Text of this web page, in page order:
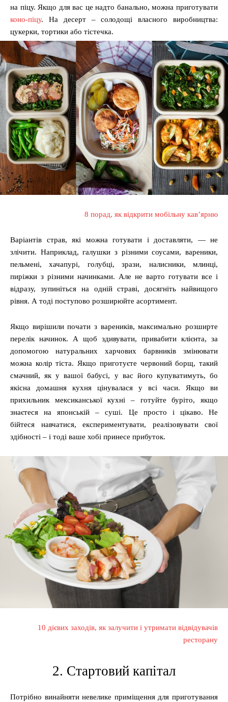
на піцу. Якщо для вас це надто банально, можна приготувати
коно-піцу. На десерт – солодощі власного виробництва:
цукерки, тортики або тістечка.
8 порад, як відкрити мобільну кав’ярню
Варіантів страв, які можна готувати і доставляти, — не
злічити. Наприклад, галушки з різними соусами, вареники,
пельмені, хачапурі, голубці, зрази, налисники, млинці,
пиріжки з різними начинками. Але не варто готувати все і
відразу, зупиніться на одній страві, досягніть найвищого
рівня. А тоді поступово розширюйте асортимент.
Якщо вирішили почати з вареників, максимально розширте
перелік начинок. А щоб здивувати, привабити клієнта, за
допомогою натуральних харчових барвників змінювати
можна колір тіста. Якщо приготуєте червоний борщ, такий
смачний, як у вашої бабусі, у вас його купуватимуть, бо
якісна домашня кухня цінувалася у всі часи. Якщо ви
прихильник мексиканської кухні – готуйте буріто, якщо
знаєтеся на японській – суші. Це просто і цікаво. Не
бійтеся навчатися, експериментувати, реалізовувати свої
здібності – і тоді ваше хобі принесе прибуток.
10 дієвих заходів, як залучити і утримати відвідувачів
ресторану
2. Стартовий капітал
Потрібно винайняти невелике приміщення для приготування